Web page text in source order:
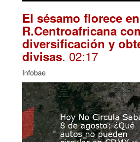
El sésamo florece en
R.Centroafricana
diversificación y
divisas. 02:17
Infobae